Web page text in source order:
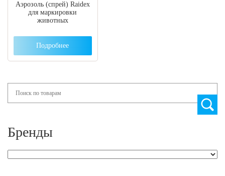
Аэрозоль (спрей) Raidex
для маркировки
животных
Подробнее
Бренды